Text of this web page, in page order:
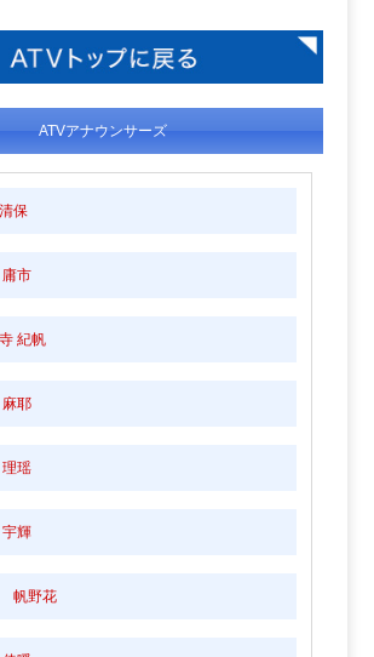
ATVアナウンサーズ
保
市
紀帆
耶
瑶
輝
帆野花